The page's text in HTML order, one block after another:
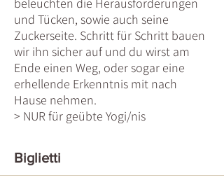
und Tücken, sowie auch seine
Zuckerseite. Schritt für Schritt bauen
wir ihn sicher auf und du wirst am
Ende einen Weg, oder sogar eine
erhellende Erkenntnis mit nach
Hause nehmen.
> NUR für geübte Yogi/nis
Preis 30,-
Biglietti